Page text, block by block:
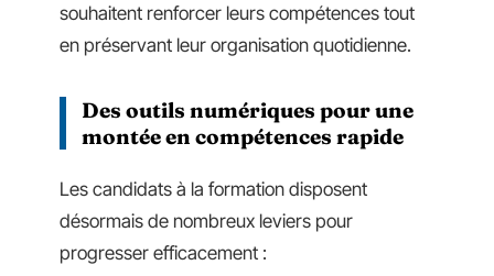
souhaitent renforcer leurs compétences tout
en préservant leur organisation quotidienne.
Des outils numériques pour une
montée en compétences rapide
Les candidats à la formation disposent
désormais de nombreux leviers pour
progresser efficacement :